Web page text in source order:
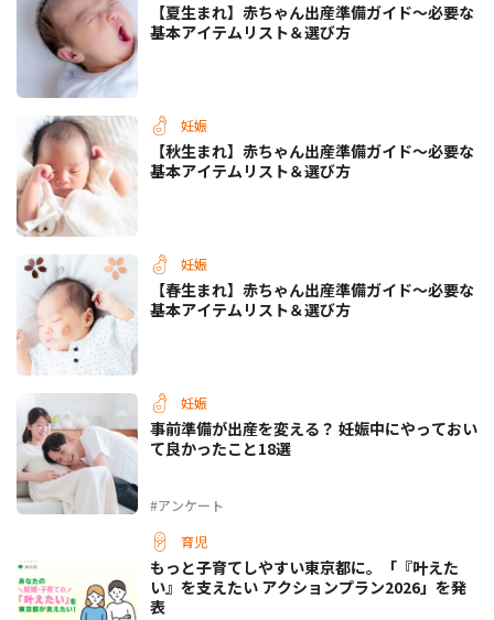
【夏生まれ】赤ちゃん出産準備ガイド～必要な
基本アイテムリスト＆選び方
妊娠
【秋生まれ】赤ちゃん出産準備ガイド～必要な
基本アイテムリスト＆選び方
妊娠
【春生まれ】赤ちゃん出産準備ガイド～必要な
基本アイテムリスト＆選び方
妊娠
#アンケート
事前準備が出産を変える？ 妊娠中にやっておい
て良かったこと18選
育児
もっと子育てしやすい東京都に。「『叶えた
い』を支えたい アクションプラン2026」を発
表